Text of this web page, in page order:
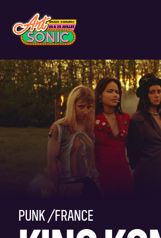
PUNK/FRANCE